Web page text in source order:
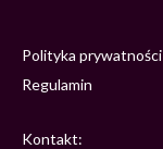
Polityka prywatności
Regulamin
Kontakt: